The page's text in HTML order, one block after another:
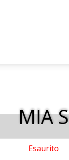
MIA S
Esaurito